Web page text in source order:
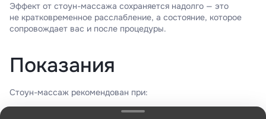
Эффект от стоун-массажа сохраняется надолго — это
не кратковременное расслабление, а состояние, которое
сопровождает вас и после процедуры.
Показания
Стоун-массаж рекомендован при: